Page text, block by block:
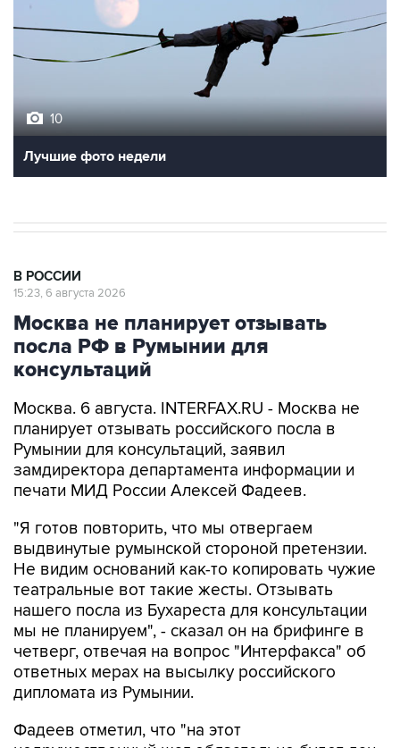
10
Лучшие фото недели
В РОССИИ
15:23, 6 августа 2026
Москва не планирует отзывать
посла РФ в Румынии для
консультаций
Москва. 6 августа. INTERFAX.RU - Москва не
планирует отзывать российского посла в
Румынии для консультаций, заявил
замдиректора департамента информации и
печати МИД России Алексей Фадеев.
"Я готов повторить, что мы отвергаем
выдвинутые румынской стороной претензии.
Не видим оснований как-то копировать чужие
театральные вот такие жесты. Отзывать
нашего посла из Бухареста для консультации
мы не планируем", - сказал он на брифинге в
четверг, отвечая на вопрос "Интерфакса" об
ответных мерах на высылку российского
дипломата из Румынии.
Фадеев отметил, что "на этот